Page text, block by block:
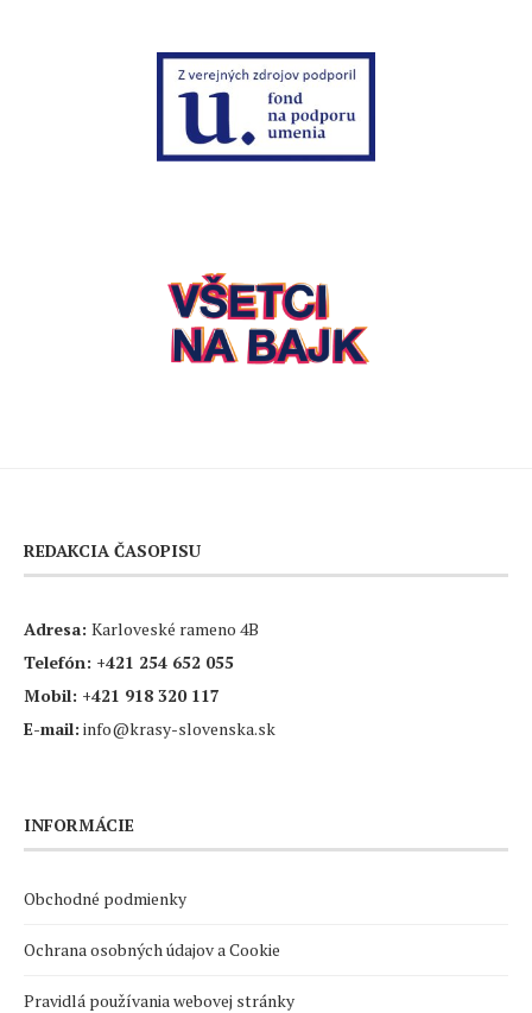
REDAKCIA ČASOPISU
Adresa: Karloveské rameno 4B
Telefón: +421 254 652 055
Mobil: +421 918 320 117
E-mail: info@krasy-slovenska.sk
INFORMÁCIE
Obchodné podmienky
Ochrana osobných údajov a Cookie
Pravidlá používania webovej stránky